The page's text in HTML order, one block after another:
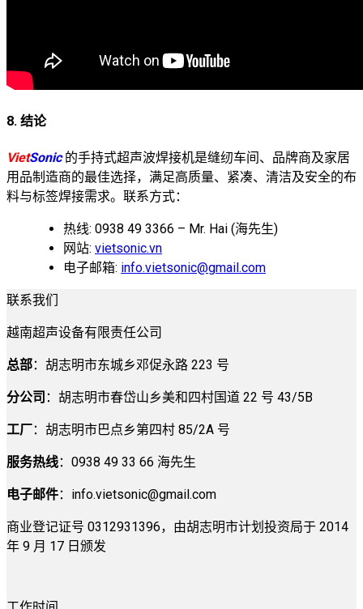
8. 结论
VietSonic的手持式超声波焊接机是缝纫车间、品牌商及家居
用品制造商的最佳选择，满足高质量、紧凑、清洁及安全的布
料与标签焊接需求。联系方式：
热线: 0938 49 3366 – Mr. Hai (海先生)
网站: vietsonic.vn
电子邮箱: info.vietsonic@gmail.com
联系我们
越南超声设备有限责任公司
总部：胡志明市东城乡邓促永路 223 号
分公司 ：胡志明市春岱山乡美和四村国道 22 号 43/5B
工厂：胡志明市巴点乡第四村 85/2A 号
服务热线：0938 49 33 66 海先生
电子邮件： info.vietsonic@gmail.com
商业登记证号 0312931396，由胡志明市计划投资局于 2014
年 9 月 17 日颁发